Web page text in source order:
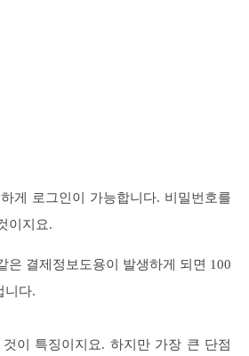
게 로그인이 가능합니다. 비밀번호를
이지요.
은 결제정보도용이 발생하게 되면 100
니다.
이 특징이지요. 하지만 가장 큰 단점